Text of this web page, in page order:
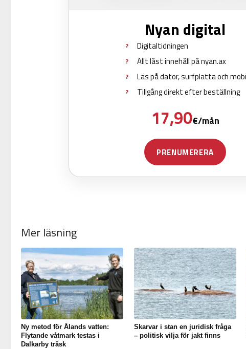
Mer läsning
Ny metod för Ålands vatten:
Flytande våtmark testas i
Dalkarby träsk
Skarvar i stan en juridisk fråga
– politisk vilja för jakt finns